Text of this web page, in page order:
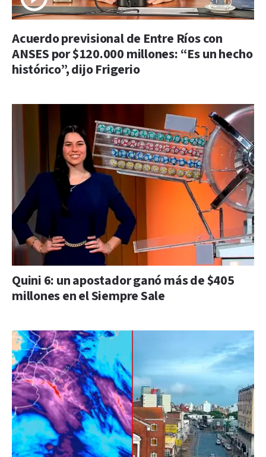
Acuerdo previsional de Entre Ríos con
ANSES por $120.000 millones: “Es un hecho
histórico”, dijo Frigerio
Quini 6: un apostador ganó más de $405
millones en el Siempre Sale